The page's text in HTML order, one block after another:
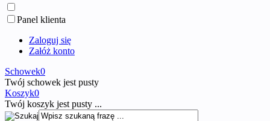
Panel klienta
Zaloguj się
Załóż konto
Schowek0
Twój schowek jest pusty
Koszyk0
Twój koszyk jest pusty ...